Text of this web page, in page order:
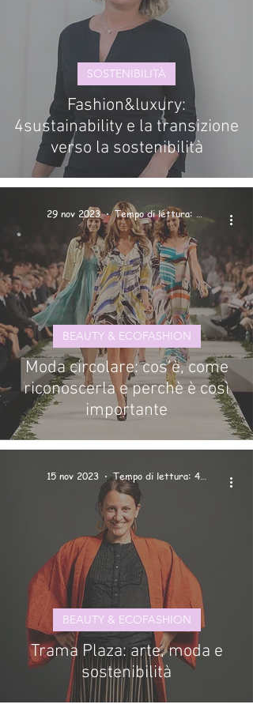
Fashion&luxury:
4sustainability e la transizione
verso la sostenibilità
SOSTENIBILITÀ
Moda circolare: cos’è, come
riconoscerla e perchè è così
importante
BEAUTY & ECOFASHION
29 nov 2023 Tempo di lettura: 3 min
Trama Plaza: arte, moda e
sostenibilità
BEAUTY & ECOFASHION
15 nov 2023 Tempo di lettura: 4 min